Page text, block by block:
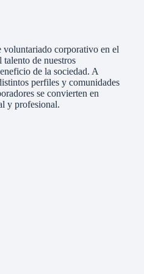
voluntariado corporativo en el
de nuestros
de la sociedad. A
perfiles y comunidades
se convierten en
y profesional.